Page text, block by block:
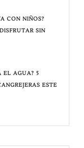
CON NIÑOS?
SIN
EL AGUA? 5
ESTE